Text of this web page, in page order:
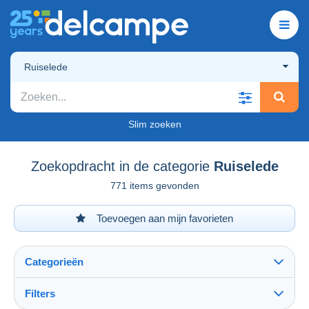
Ruiselede
Slim zoeken
Zoekopdracht in de categorie Ruiselede
771 items gevonden
Toevoegen aan mijn favorieten
Categorieën
Filters